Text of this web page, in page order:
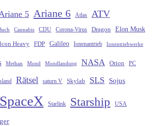
5 Ariane 6 Atlas ATV
Cannabis CDU Corona-Virus Dragon Elon Musk
Heavy FDP Galileo Ionenantrieb Ionentriebwerke
Methan Mond Mondlandung NASA Orion PC
Rätsel saturn V Skylab SLS Sojus
SpaceX Starlink Starship USA